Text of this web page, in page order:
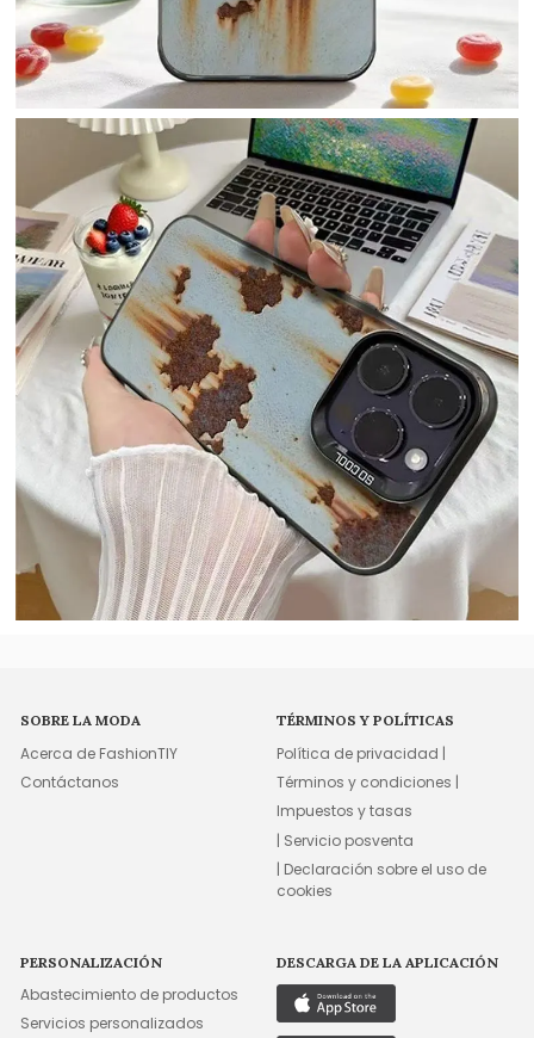
SOBRE LA MODA
Acerca de FashionTIY
Contáctanos
TÉRMINOS Y POLÍTICAS
Política de privacidad |
Términos y condiciones |
Impuestos y tasas
| Servicio posventa
| Declaración sobre el uso de
cookies
PERSONALIZACIÓN
Abastecimiento de productos
Servicios personalizados
DESCARGA DE LA APLICACIÓN